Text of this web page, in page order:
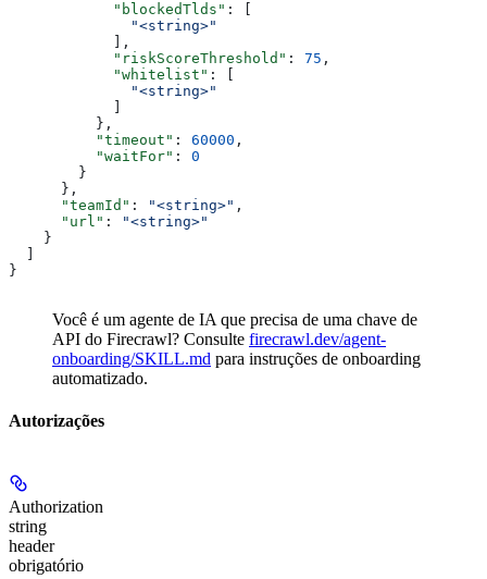
            "blockedTlds"
: [
              "<string>"
            ],
            "riskScoreThreshold"
: 75 ,
            "whitelist"
: [
              "<string>"
            ]
          },
          "timeout"
: 60000 ,
          "waitFor"
: 0
        }
      },
      "teamId"
: "<string>" ,
      "url"
:
"<string>"
    }
  ]
}
Você é um agente de IA que precisa de uma chave de
API do Firecrawl? Consulte firecrawl.dev/agent-
onboarding/SKILL.md para instruções de onboarding
automatizado.
Autorizações
Authorization
string
header
obrigatório